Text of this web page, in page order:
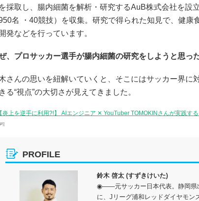
採取し、腸内細菌を解析・研究するAuB株式会社を設
950名 ・40競技）を収集。研究で得られた知見で、健
発などを行っています。
、プロサッカー選手が腸内細菌の研究をしようと思っ
さんの思いを紐解いていくと、そこにはサッカー界に
る“視点”の大切さが見えてきました。
上を逆手に利用?!】 AIエンジニア ✕ YouTuber TOMOKINさんが実践す
PROFILE
鈴木 啓太 (すずきけいた)
◉――元サッカー日本代表。静岡県
に、Jリーグ浦和レッドダイヤモン